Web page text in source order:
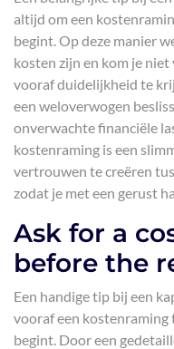
altijd om een
begint. Op deze manier
kosten zijn en kom je
vooraf duidelijkheid te
een weloverwogen
onverwachte financiële
kostenraming is een
vertrouwen te creëren
zodat je met een gerust
Ask for a
before the
Een handige tip bij een
vooraf een
begint. Door een